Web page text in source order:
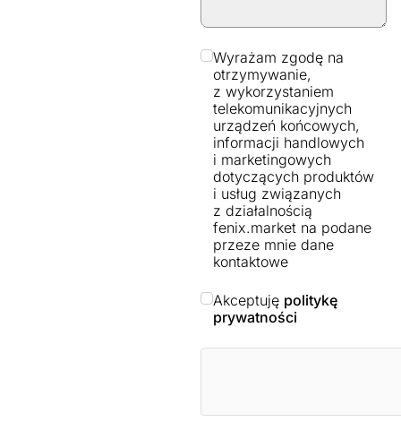
Wyrażam zgodę na
otrzymywanie,
z wykorzystaniem
telekomunikacyjnych
urządzeń końcowych,
informacji handlowych
i marketingowych
dotyczących produktów
i usług związanych
z działalnością
fenix.market na podane
przeze mnie dane
kontaktowe
Akceptuję politykę
prywatności